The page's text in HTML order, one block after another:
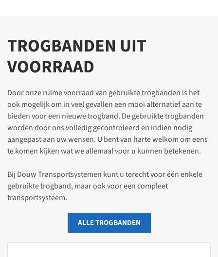
TROGBANDEN UIT
VOORRAAD
Door onze ruime voorraad van gebruikte trogbanden is het
ook mogelijk om in veel gevallen een mooi alternatief aan te
bieden voor een nieuwe trogband. De gebruikte trogbanden
worden door ons volledig gecontroleerd en indien nodig
aangepast aan uw wensen. U bent van harte welkom om eens
te komen kijken wat we allemaal voor u kunnen betekenen.
Bij Douw Transportsystemen kunt u terecht voor één enkele
gebruikte trogband, maar ook voor een compleet
transportsysteem.
ALLE TROGBANDEN